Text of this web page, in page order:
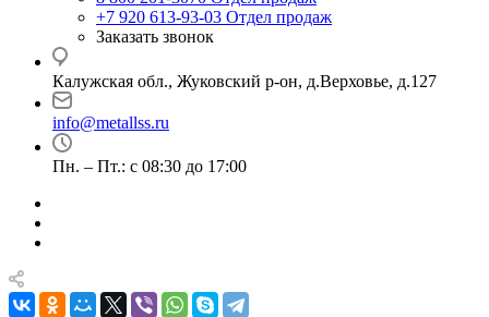
+7 920 613-93-03 Отдел продаж
Заказать звонок
Калужская обл., Жуковский р-он, д.Верховье, д.127
info@metallss.ru
Пн. – Пт.: с 08:30 до 17:00